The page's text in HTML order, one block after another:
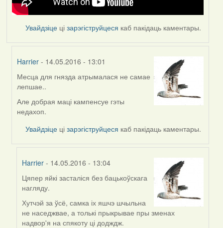
Увайдзіце цізарэгіструйцеся каб пакідаць каментары.
Harrier - 14.05.2016 - 13:01
In
reply
to
by
Месца для гнязда атрымалася не самае
лепшае..
Але добрая маці кампенсуе гэты
недахоп.
Увайдзіце цізарэгіструйцеся каб пакідаць каментары.
Harrier - 14.05.2016 - 13:04
In
reply
to
by
Harrier
Цяпер яйкі засталіся без бацькоўскага
нагляду.
Хутчэй за ўсё, самка іх яшчэ шчыльна
не наседжвае, а толькі прыкрывае пры зменах
надвор'я на спякоту ці додждж.